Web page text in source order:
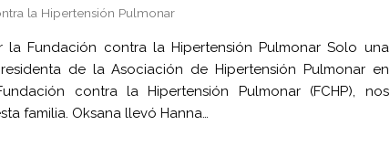
la Hipertensión Pulmonar
Fundación contra la Hipertensión Pulmonar Solo una
de la Asociación de Hipertensión Pulmonar en
contra la Hipertensión Pulmonar (FCHP), nos
familia. Oksana llevó Hanna…